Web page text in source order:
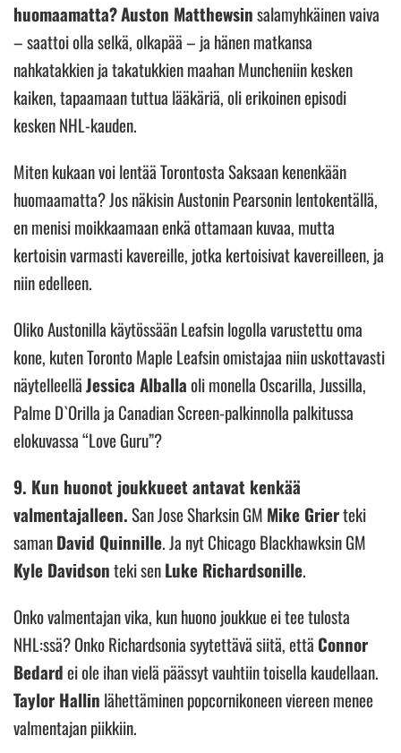
huomaamatta?Auston Matthewsinsalamyhkäinen vaiva
– saattoi olla selkä, olkapää – ja hänen matkansa
nahkatakkien ja takatukkien maahan Muncheniin kesken
kaiken, tapaamaan tuttua lääkäriä, oli erikoinen episodi
kesken NHL-kauden.
Miten kukaan voi lentää Torontosta Saksaan kenenkään
huomaamatta? Jos näkisin Austonin Pearsonin lentokentällä,
en menisi moikkaamaan enkä ottamaan kuvaa, mutta
kertoisin varmasti kavereille, jotka kertoisivat kavereilleen, ja
niin edelleen.
Oliko Austonilla käytössään Leafsin logolla varustettu oma
kone, kuten Toronto Maple Leafsin omistajaa niin uskottavasti
näytelleelläJessica Alballaoli monella Oscarilla, Jussilla,
Palme D`Orilla ja Canadian Screen-palkinnolla palkitussa
elokuvassa “Love Guru”?
9. Kun huonot joukkueet antavat kenkää
valmentajalleen.San Jose Sharksin GM Mike Grierteki
samanDavid Quinnille. Ja nyt Chicago Blackhawksin GM
Kyle Davidsonteki senLuke Richardsonille.
Onko valmentajan vika, kun huono joukkue ei tee tulosta
NHL:ssä? Onko Richardsonia syytettävä siitä, että Connor
Bedardei ole ihan vielä päässyt vauhtiin toisella kaudellaan.
Taylor Hallin lähettäminen popcornikoneen viereen menee
valmentajan piikkiin.